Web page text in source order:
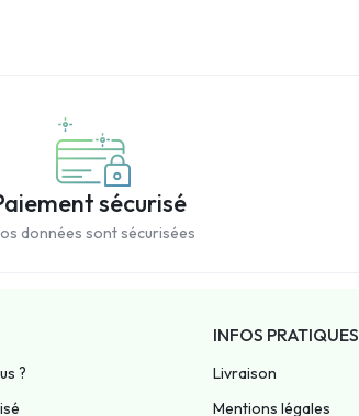
sécurisé
données sont sécurisées
?
INFOS PRATIQUES
Livraison
Mentions légales